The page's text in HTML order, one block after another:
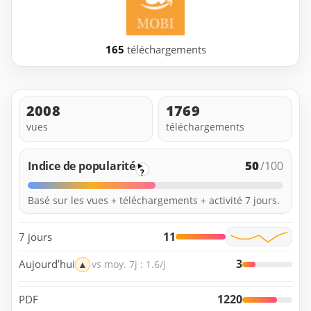
165 téléchargements
2008
vues
1769
téléchargements
Indice de popularité ? 50/100
Basé sur les vues + téléchargements + activité 7 jours.
7 jours 11
Aujourd’hui ▲ vs moy. 7j : 1.6/j 3
PDF 1220